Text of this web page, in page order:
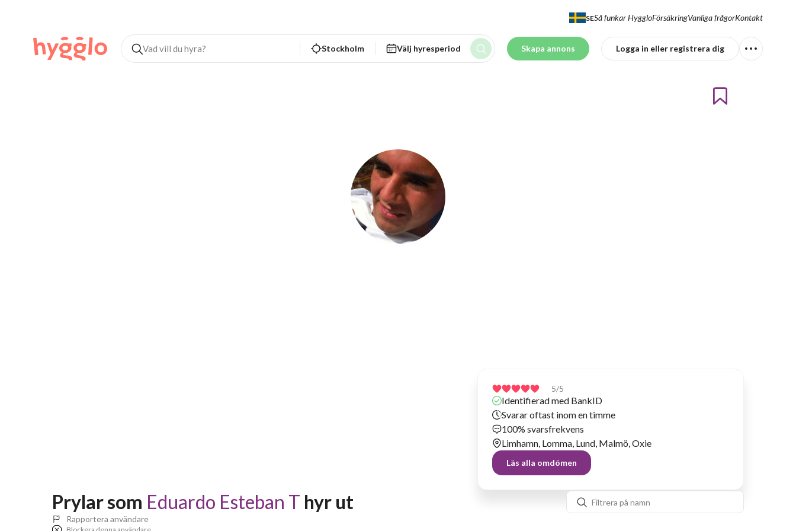
SESå funkar HyggloFörsäkringVanliga frågorKontakt
Stockholm Välj hyresperiod Skapa annons Logga in eller registrera dig
5/5
Identifierad med BankID
Svarar oftast inom en timme
100% svarsfrekvens
Limhamn, Lomma, Lund, Malmö, Oxie
Läs alla omdömen
Prylar som Eduardo Esteban T hyr ut
Rapportera användare